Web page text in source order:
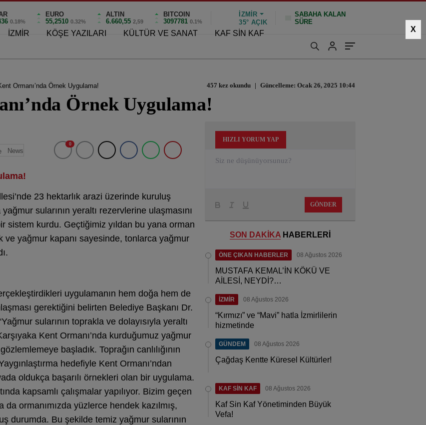
0.18%
EURO
55,2510 0.32%
ALTIN
6.660,55 2,59
BITCOIN
3097781 0.1%
İZMIR
35° AÇIK
SABAHA KALAN
SÜRE
İZMİR KÖŞE YAZILARI KÜLTÜR VE SANAT KAF SİN KAF X
Ormanı’nda Örnek Uygulama! 457 kez okundu | Güncelleme: Ocak 26, 2025 10:44
Örnek Uygulama!
News
0
23 hektarlık arazi üzerinde kuruluş
sularının yeraltı rezervlerine ulaşmasını
sistem kurdu. Geçtiğimiz yıldan bu yana orman
ve yağmur kapanı sayesinde, tonlarca yağmur
uygulamanın hem doğa hem de
gerektiğini belirten Belediye Başkanı Dr.
sularının toprakla ve dolayısıyla yeraltı
Kent Ormanı’nda kurduğumuz yağmur
başladık. Toprağın canlılığının
hedefiyle Kent Ormanı’ndan
oldukça başarılı örnekleri olan bir uygulama.
kapsamlı çalışmalar yapılıyor. Bizim geçen
da ormanımızda yüzlerce hendek kazılmış,
durumda. Bu şekilde temiz yağmur sularının
HIZLI YORUM YAP
GÖNDER
SON DAKİKA HABERLERİ
ÖNE ÇIKAN HABERLER 08 Ağustos 2026
MUSTAFA KEMAL’İN KÖKÜ VE
AİLESİ, NEYDİ?…
İZMİR 08 Ağustos 2026
“Kırmızı” ve “Mavi” hatla İzmirlilerin
hizmetinde
GÜNDEM 08 Ağustos 2026
Çağdaş Kentte Küresel Kültürler!
KAF SİN KAF 08 Ağustos 2026
Kaf Sin Kaf Yönetiminden Büyük
Vefa!